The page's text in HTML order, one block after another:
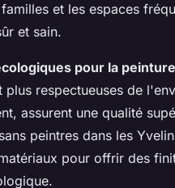
et les espaces
et sain.
pour la peinture
respectueuses de
assurent une qualité
peintres dans les
pour offrir des